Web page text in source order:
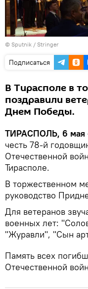
© Sputnik / Stringer
Подписаться
В Тирасполе в
поздравили
Днем Победы.
ТИРАСПОЛЬ, 6 мая
честь 78-й
Отечественной
Тирасполе.
В торжественном
руководство
Для ветеранов
военных лет:
"Журавли", "Сын
Память всех
Отечественной